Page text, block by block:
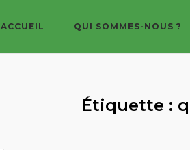
ACCUEIL QUI SOMMES-NOUS ?
Étiquette :